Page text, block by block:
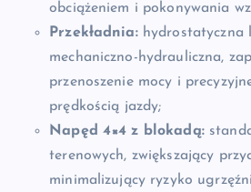
obciążeniem i pokonywania
Przekładnia:hydrostatyczna
mechaniczno-hydrauliczna,
przenoszenie mocy i
prędkością jazdy;
Napęd 4×4 z blokadą:
terenowych, zwiększający
minimalizujący ryzyko